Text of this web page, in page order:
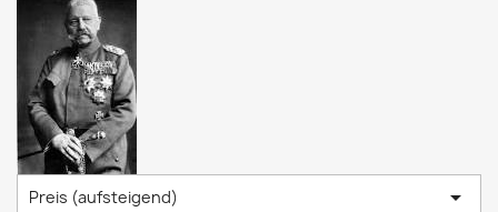
Preis (aufsteigend) 